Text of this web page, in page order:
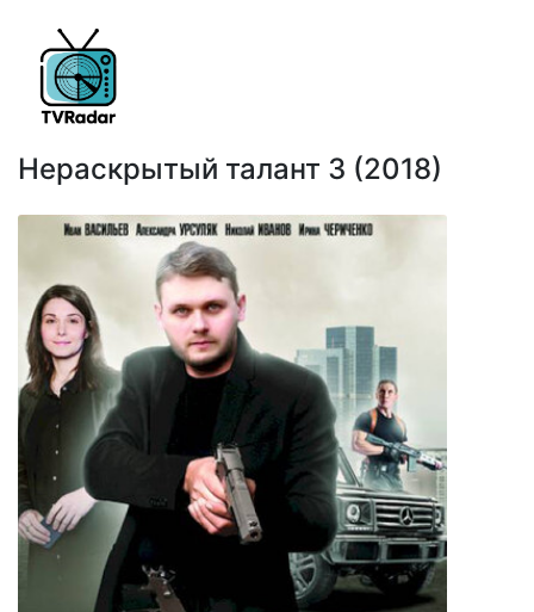
Нераскрытый талант 3 (2018)